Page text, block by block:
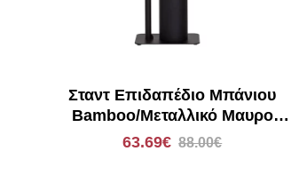
Σταντ Επιδαπέδιο Μπάνιου
Bamboo/Μεταλλικό Μαυρο
Sealskin Brix
63.69€ 88.00€